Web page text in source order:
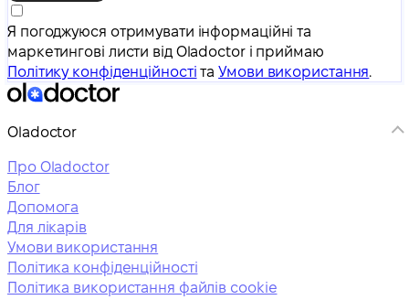
Я погоджуюся отримувати інформаційні та
маркетингові листи від Oladoctor і приймаю
Політику конфіденційності таУмови використання.
Oladoctor
Про Oladoctor
Блог
Допомога
Для лікарів
Умови використання
Політика конфіденційності
Політика використання файлів cookie